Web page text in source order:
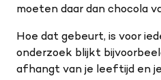
moeten daar dan chocola
Hoe dat gebeurt, is voor
onderzoek blijkt
afhangt van je leeftijd en